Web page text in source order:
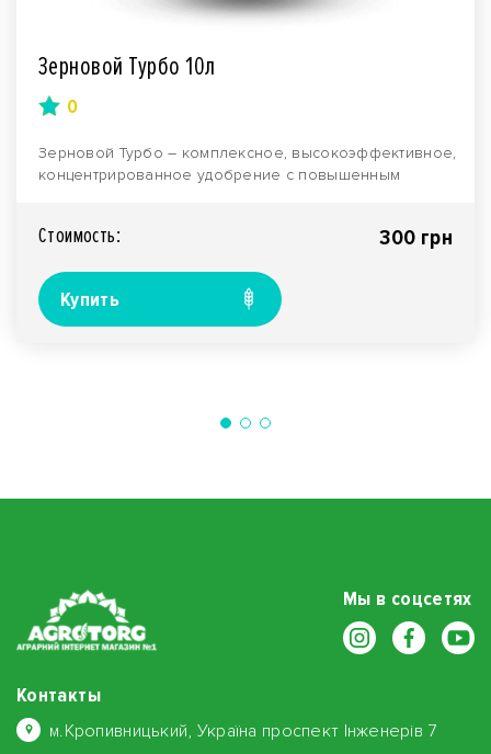
Зерновой Турбо 10л
0
Зерновой Турбо – комплексное, высокоэффективное,
концентрированное удобрение с повышенным
Стоимость: 300 грн
Купить
Мы в соцсетях
Контакты
м.Кропивницький, Україна проспект Інженерів 7